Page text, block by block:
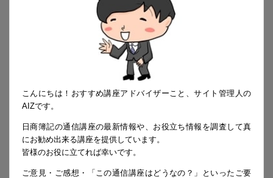
こんにちは！おすすめ講座アドバイザーこと、サイト管理人の
AIZです。
日商簿記の通信講座の最新情報や、お役立ち情報を調査して真
にお勧め出来る講座を提供しています。
皆様のお役に立てれば幸いです。
ご意見・ご感想・「この通信講座はどうなの？」といったご要